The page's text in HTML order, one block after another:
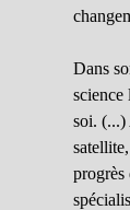
Dans
science
soi. (...)
progrès